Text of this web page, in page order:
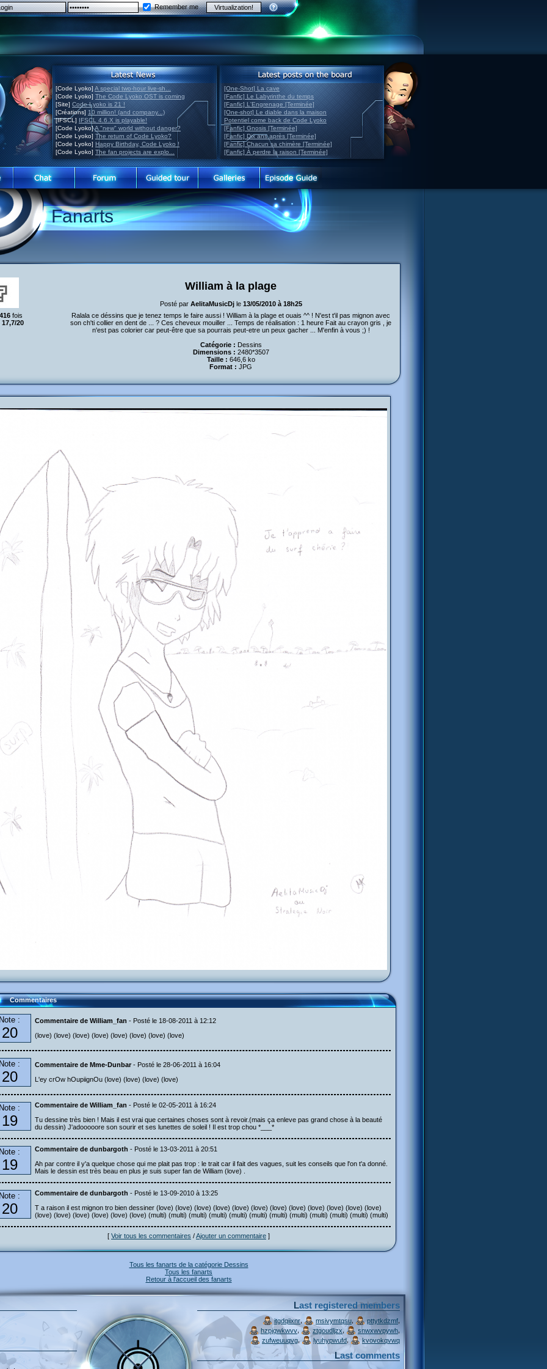
Remember me
[Code Lyoko] A special two-hour live-sh...
[Code Lyoko] The Code Lyoko OST is coming
[Site] Code Lyoko is 21 !
[Créations] 10 million! (and company...)
[IFSCL] IFSCL 4.6.X is playable!
[Code Lyoko]A "new" world without danger?
[Code Lyoko] The return of Code Lyoko?
[Code Lyoko] Happy Birthday, Code Lyoko !
[Code Lyoko] The fan projects are explo...
[One-Shot] La cave
[Fanfic] Le Labyrinthe du temps
[Fanfic] L'Engrenage [Terminée]
[One-shot] Le diable dans la maison
Potentiel come back de Code Lyoko
[Fanfic] Gnosis [Terminée]
[Fanfic] Dix ans après [Terminée]
[Fanfic] Chacun sa chimère [Terminée]
[Fanfic] À perdre la raison [Terminée]
Fanarts
William à la plage
Posté par AelitaMusicDjle 13/05/2010 à 18h25
fois
17,7/20
Ralala ce déssins que je tenez temps le faire aussi ! William à la plage et ouais ^^ ! N'est t'il pas mignon avec
son ch'ti collier en dent de ... ? Ces cheveux mouiller ... Temps de réalisation : 1 heure Fait au crayon gris , je
n'est pas colorier car peut-être que sa pourrais peut-etre un peux gacher ... M'enfin à vous ;) !
Catégorie : Dessins
Dimensions : 2480*3507
Taille : 646,6 ko
Format : JPG
Commentaires
Note :
20
Commentaire de William_fan - Posté le 18-08-2011 à 12:12
(love) (love) (love) (love) (love) (love) (love) (love)
Note :
20
Commentaire de Mme-Dunbar - Posté le 28-06-2011 à 16:04
L'ey crOw hOupiignOu (love) (love) (love) (love)
Note :
19
Commentaire de William_fan - Posté le 02-05-2011 à 16:24
Tu dessine très bien ! Mais il est vrai que certaines choses sont à revoir.(mais ça enleve pas grand chose à la beauté
du dessin) J'adooooore son sourir et ses lunettes de soleil ! Il est trop chou *___*
Note :
19
Commentaire de dunbargoth - Posté le 13-03-2011 à 20:51
Ah par contre il y'a quelque chose qui me plait pas trop : le trait car il fait des vagues, suit les conseils que l'on t'a donné.
Mais le dessin est très beau en plus je suis super fan de William (love) .
Note :
20
Commentaire de dunbargoth - Posté le 13-09-2010 à 13:25
T a raison il est mignon tro bien dessiner (love) (love) (love) (love) (love) (love) (love) (love) (love) (love) (love) (love)
(love) (love) (love) (love) (love) (love) (multi) (multi) (multi) (multi) (multi) (multi) (multi) (multi) (multi) (multi) (multi) (multi)
[ Voir tous les commentaires /Ajouter un commentaire ]
Tous les fanarts de la catégorie Dessins
Tous les fanarts
Retour à l'accueil des fanarts
Last registered members
itgdqiixnr msivymtqsu pttytkdzmf
hzpjqwkwvv
ztgoudljzx snwxwvpywh
zufweuuqvg , lyuhypwufd , kvovokqvwq
Last comments